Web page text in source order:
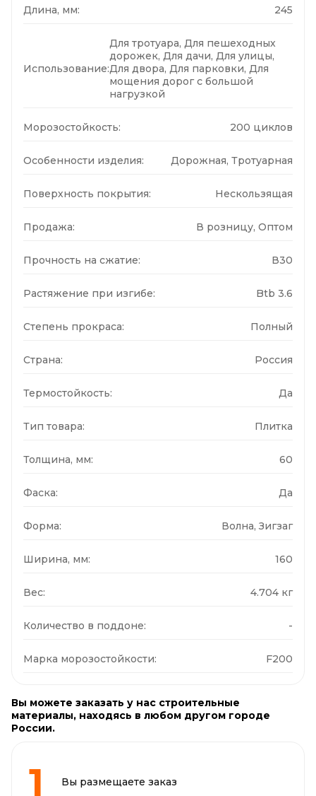
Длина, мм: 245
Использование:
Для тротуара, Для пешеходных
дорожек, Для дачи, Для улицы,
Для двора, Для парковки, Для
мощения дорог с большой
нагрузкой
Морозостойкость: 200 циклов
Особенности изделия: Дорожная, Тротуарная
Поверхность покрытия: Нескользящая
Продажа: В розницу, Оптом
Прочность на сжатие: В30
Растяжение при изгибе: Btb 3.6
Степень прокраса: Полный
Страна: Россия
Термостойкость: Да
Тип товара: Плитка
Толщина, мм: 60
Фаска: Да
Форма: Волна, Зигзаг
Ширина, мм: 160
Вес: 4.704 кг
Количество в поддоне: -
Марка морозостойкости: F200
Вы можете заказать у нас строительные
материалы, находясь в любом другом городе
России.
Вы размещаете заказ